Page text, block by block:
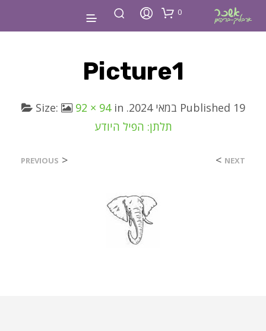
0
Picture1
Published 19 במאי 2024 . Size:
92 × 94in
תלתן: הפיל היודע
<
PREVIOUS NEXT
>